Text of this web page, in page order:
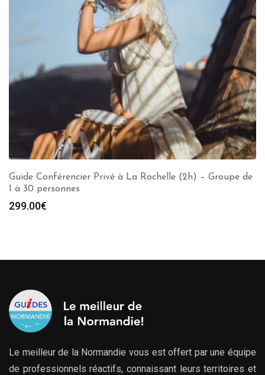
Guide Conférencier Privé à La Rochelle (2h) – Groupe de
1 à 30 personnes
299.00€
Le meilleur de la Normandie vous est offert par une équipe
de professionnels réactifs, connaissant leurs territoires et